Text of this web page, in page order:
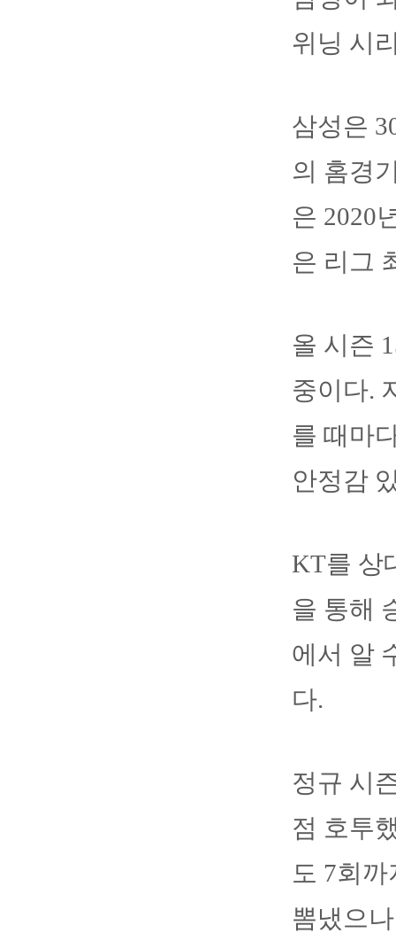
위닝 시
삼성은
의 홈경
은 2020
은 리그
올 시즌
중이다.
를 때마
안정감
KT를 상
을 통해
에서 알
다.
정규 시
점 호투
도 7회
뽐냈으